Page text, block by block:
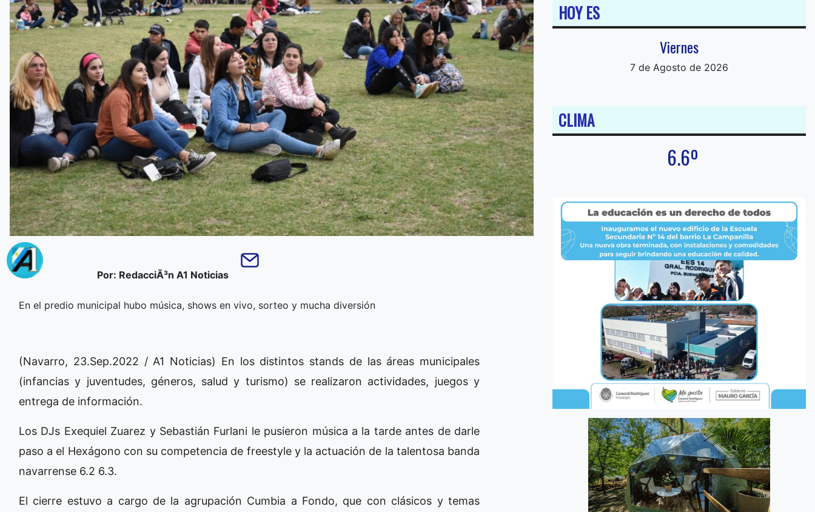
Por: RedacciÃ³n A1 Noticias
En el predio municipal hubo música, shows en vivo, sorteo y mucha diversión
(Navarro, 23.Sep.2022 / A1 Noticias) En los distintos stands de las áreas municipales
(infancias y juventudes, géneros, salud y turismo) se realizaron actividades, juegos y
entrega de información.
Los DJs Exequiel Zuarez y Sebastián Furlani le pusieron música a la tarde antes de darle
paso a el Hexágono con su competencia de freestyle y la actuación de la talentosa banda
navarrense 6.2 6.3.
El cierre estuvo a cargo de la agrupación Cumbia a Fondo, que con clásicos y temas
HOY ES
Viernes
7 de Agosto de 2026
CLIMA
6.6º